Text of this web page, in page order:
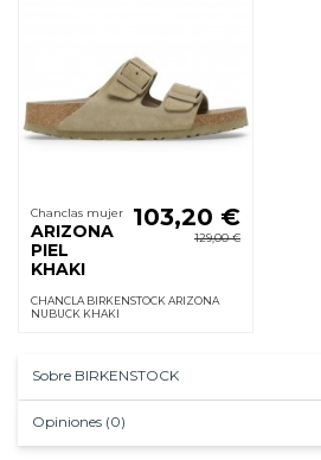
Chanclas mujer
ARIZONA
PIEL
KHAKI
103,20 €
129,00 €
CHANCLA BIRKENSTOCK ARIZONA
NUBUCK KHAKI
Sobre BIRKENSTOCK
Opiniones (0)